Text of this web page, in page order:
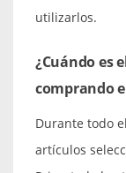
utilizarlos.
¿Cuándo es
comprando
Durante todo
artículos